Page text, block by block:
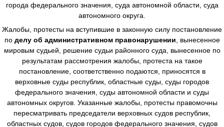
города федерального значения, суда автономной области, суда
автономного округа.
Жалобы, протесты на вступившие в законную силу постановление
по делу об административном правонарушении , вынесенное
мировым судьей, решение судьи районного суда, вынесенное по
результатам рассмотрения жалобы, протеста на такое
постановление, соответственно подаются, приносятся в
верховные суды республик, областные суды, суды городов
федерального значения, суды автономной области и суды
автономных округов. Указанные жалобы, протесты правомочны
пересматривать председатели верховных судов республик,
областных судов, судов городов федерального значения, судов